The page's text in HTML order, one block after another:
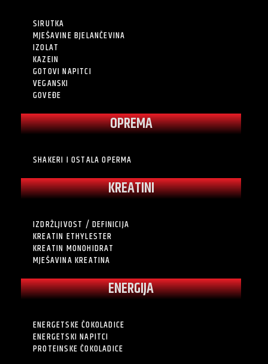
SIRUTKA
MJEŠAVINE BJELANČEVINA
IZOLAT
KAZEIN
GOTOVI NAPITCI
VEGANSKI
GOVEĐE
OPREMA
SHAKERI I OSTALA OPERMA
KREATINI
IZDRŽLJIVOST / DEFINICIJA
KREATIN ETHYLESTER
KREATIN MONOHIDRAT
MJEŠAVINA KREATINA
ENERGIJA
ENERGETSKE ČOKOLADICE
ENERGETSKI NAPITCI
PROTEINSKE ČOKOLADICE